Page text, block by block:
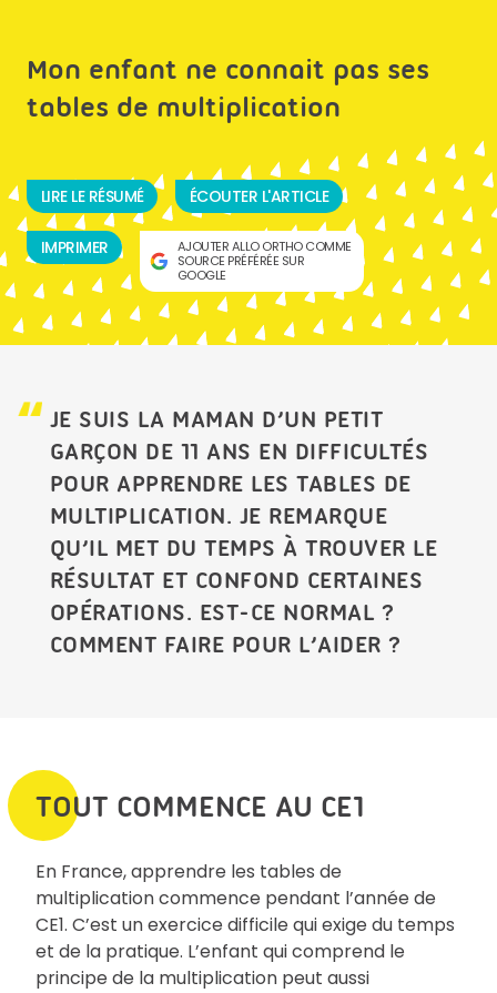
Mon enfant ne connait pas ses
tables de multiplication
LIRE LE RÉSUMÉ ÉCOUTER L'ARTICLE
IMPRIMER
AJOUTER ALLO ORTHO COMME
SOURCE PRÉFÉRÉE SUR
GOOGLE
JE SUIS LA MAMAN D’UN PETIT
GARÇON DE 11 ANS EN DIFFICULTÉS
POUR APPRENDRE LES TABLES DE
MULTIPLICATION. JE REMARQUE
QU’IL MET DU TEMPS À TROUVER LE
RÉSULTAT ET CONFOND CERTAINES
OPÉRATIONS. EST-CE NORMAL ?
COMMENT FAIRE POUR L’AIDER ?
TOUT COMMENCE AU CE1
En France, apprendre les tables de
multiplication commence pendant l’année de
CE1. C’est un exercice difficile qui exige du temps
et de la pratique. L’enfant qui comprend le
principe de la multiplication peut aussi